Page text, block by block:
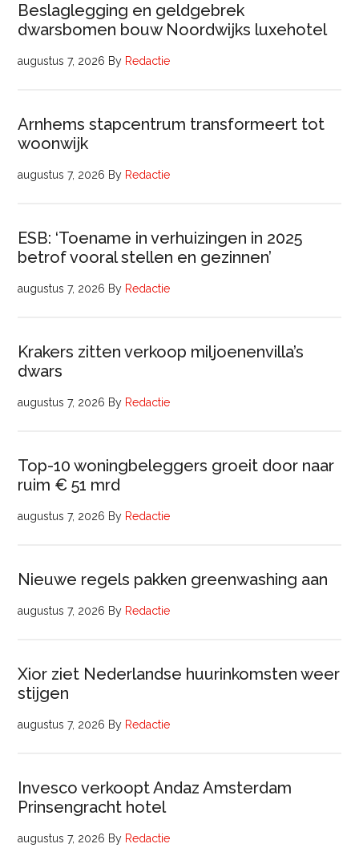
Beslaglegging en geldgebrek
dwarsbomen bouw Noordwijks luxehotel
augustus 7, 2026 By Redactie
Arnhems stapcentrum transformeert tot
woonwijk
augustus 7, 2026 By Redactie
ESB: ‘Toename in verhuizingen in 2025
betrof vooral stellen en gezinnen’
augustus 7, 2026 By Redactie
Krakers zitten verkoop miljoenenvilla’s
dwars
augustus 7, 2026 By Redactie
Top-10 woningbeleggers groeit door naar
ruim € 51 mrd
augustus 7, 2026 By Redactie
Nieuwe regels pakken greenwashing aan
augustus 7, 2026 By Redactie
Xior ziet Nederlandse huurinkomsten weer
stijgen
augustus 7, 2026 By Redactie
Invesco verkoopt Andaz Amsterdam
Prinsengracht hotel
augustus 7, 2026 By Redactie